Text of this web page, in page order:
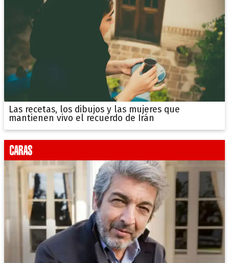
Las recetas, los dibujos y las mujeres que
mantienen vivo el recuerdo de Irán